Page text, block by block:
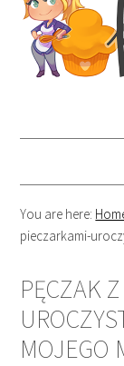
You are here:
pieczarkami-
PĘCZAK
MOJEGO